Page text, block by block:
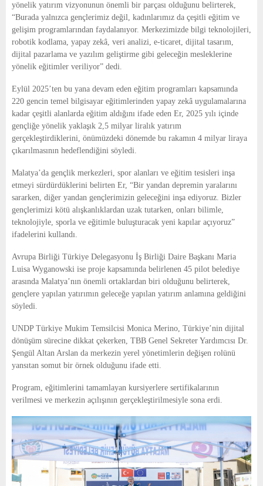
U
yönelik yatırım vizyonunun önemli bir parçası olduğunu belirterek,
“Burada yalnızca gençlerimiz değil, kadınlarımız da çeşitli eğitim ve
gelişim programlarından faydalanıyor. Merkezimizde bilgi teknolojileri,
robotik kodlama, yapay zekâ, veri analizi, e-ticaret, dijital tasarım,
dijital pazarlama ve yazılım geliştirme gibi geleceğin mesleklerine
yönelik eğitimler veriliyor” dedi.
Eylül 2025’ten bu yana devam eden eğitim programları kapsamında
220 gencin temel bilgisayar eğitimlerinden yapay zekâ uygulamalarına
kadar çeşitli alanlarda eğitim aldığını ifade eden Er, 2025 yılı içinde
gençliğe yönelik yaklaşık 2,5 milyar liralık yatırım
gerçekleştirdiklerini, önümüzdeki dönemde bu rakamın 4 milyar liraya
çıkarılmasının hedeflendiğini söyledi.
Malatya’da gençlik merkezleri, spor alanları ve eğitim tesisleri inşa
etmeyi sürdürdüklerini belirten Er, “Bir yandan depremin yaralarını
sararken, diğer yandan gençlerimizin geleceğini inşa ediyoruz. Bizler
gençlerimizi kötü alışkanlıklardan uzak tutarken, onları bilimle,
teknolojiyle, sporla ve eğitimle buluşturacak yeni kapılar açıyoruz”
ifadelerini kullandı.
Avrupa Birliği Türkiye Delegasyonu İş Birliği Daire Başkanı Maria
Luisa Wyganowski ise proje kapsamında belirlenen 45 pilot belediye
arasında Malatya’nın önemli ortaklardan biri olduğunu belirterek,
gençlere yapılan yatırımın geleceğe yapılan yatırım anlamına geldiğini
söyledi.
UNDP Türkiye Mukim Temsilcisi Monica Merino, Türkiye’nin dijital
dönüşüm sürecine dikkat çekerken, TBB Genel Sekreter Yardımcısı Dr.
Şengül Altan Arslan da merkezin yerel yönetimlerin değişen rolünü
yansıtan somut bir örnek olduğunu ifade etti.
Program, eğitimlerini tamamlayan kursiyerlere sertifikalarının
verilmesi ve merkezin açılışının gerçekleştirilmesiyle sona erdi.